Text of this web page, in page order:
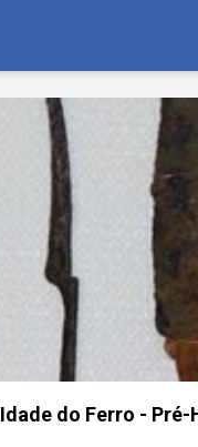
Idade do Ferro -